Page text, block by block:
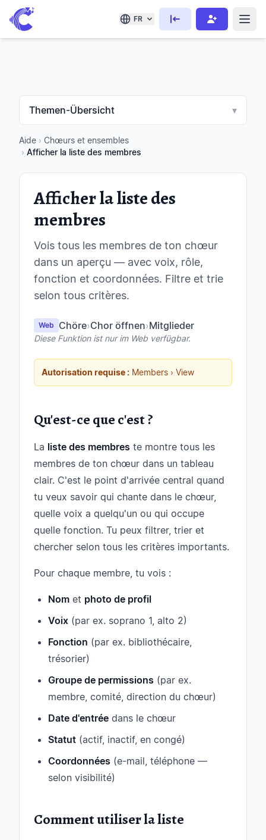
FR
Themen-Übersicht ▾
Aide › Chœurs et ensembles
› Afficher la liste des membres
Afficher la liste des
membres
Vois tous les membres de ton chœur
dans un aperçu — avec voix, rôle,
fonction et coordonnées. Filtre et trie
selon tous critères.
Web Chöre›Chor öffnen›Mitglieder
Diese Funktion ist nur im Web verfügbar.
Autorisation requise : Members › View
Qu'est-ce que c'est ?
La liste des membres te montre tous les
membres de ton chœur dans un tableau
clair. C'est le point d'arrivée central quand
tu veux savoir qui chante dans le chœur,
quelle voix a quelqu'un ou qui occupe
quelle fonction. Tu peux filtrer, trier et
chercher selon tous les critères importants.
Pour chaque membre, tu vois :
Nom et photo de profil
Voix (par ex. soprano 1, alto 2)
Fonction (par ex. bibliothécaire,
trésorier)
Groupe de permissions (par ex.
membre, comité, direction du chœur)
Date d'entrée dans le chœur
Statut (actif, inactif, en congé)
Coordonnées (e-mail, téléphone —
selon visibilité)
Comment utiliser la liste